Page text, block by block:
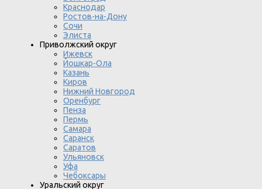
Краснодар
Ростов-на-Дону
Сочи
Элиста
Приволжский округ
Ижевск
Йошкар-Ола
Казань
Киров
Нижний Новгород
Оренбург
Пенза
Пермь
Самара
Саранск
Саратов
Ульяновск
Уфа
Чебоксары
Уральский округ